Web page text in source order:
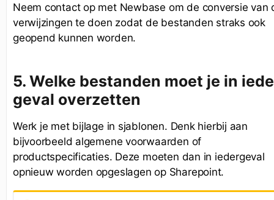
Neem contact op met Newbase om de conversie van
verwijzingen te doen zodat de bestanden straks ook
geopend kunnen worden.
5. Welke bestanden moet je in
geval overzetten
Werk je met bijlage in sjablonen. Denk hierbij aan
bijvoorbeeld algemene voorwaarden of
productspecificaties. Deze moeten dan in iedergeval
opnieuw worden opgeslagen op Sharepoint.